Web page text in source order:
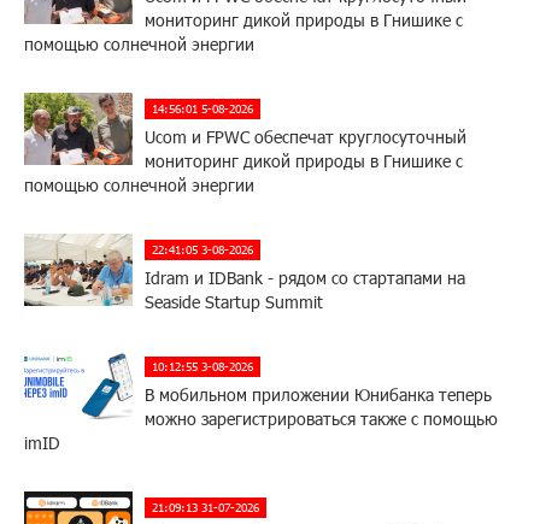
мониторинг дикой природы в Гнишике с
помощью солнечной энергии
14:56:01 5-08-2026
Ucom и FPWC обеспечат круглосуточный
мониторинг дикой природы в Гнишике с
помощью солнечной энергии
22:41:05 3-08-2026
Idram и IDBank - рядом со стартапами на
Seaside Startup Summit
10:12:55 3-08-2026
В мобильном приложении Юнибанка теперь
можно зарегистрироваться также с помощью
imID
21:09:13 31-07-2026